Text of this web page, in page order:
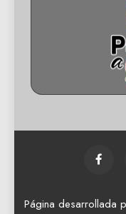
Página desarrollada